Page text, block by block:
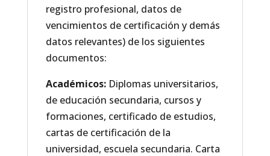
registro profesional, datos de
vencimientos de certificación y demás
datos relevantes) de los siguientes
documentos:
Académicos: Diplomas universitarios,
de educación secundaria, cursos y
formaciones, certificado de estudios,
cartas de certificación de la
universidad, escuela secundaria. Carta